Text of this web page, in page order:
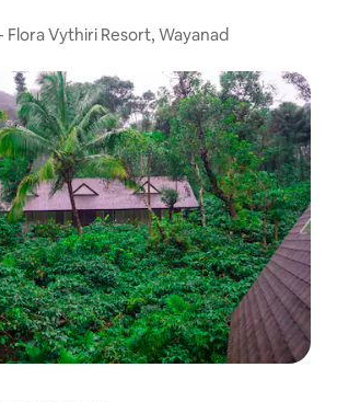
Flora Vythiri Resort, Wayanad